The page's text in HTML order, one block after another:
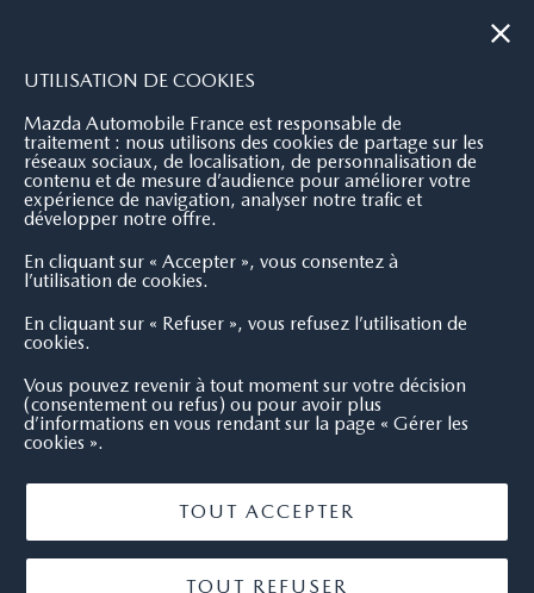
UTILISATION DE COOKIES
Mazda Automobile France est responsable de
traitement : nous utilisons des cookies de partage sur les
réseaux sociaux, de localisation, de personnalisation de
contenu et de mesure d’audience pour améliorer votre
expérience de navigation, analyser notre trafic et
développer notre offre.
En cliquant sur « Accepter », vous consentez à
l’utilisation de cookies.
En cliquant sur « Refuser », vous refusez l’utilisation de
cookies.
Vous pouvez revenir à tout moment sur votre décision
(consentement ou refus) ou pour avoir plus
d’informations en vous rendant sur la page « Gérer les
cookies ».
TOUT ACCEPTER
TOUT REFUSER